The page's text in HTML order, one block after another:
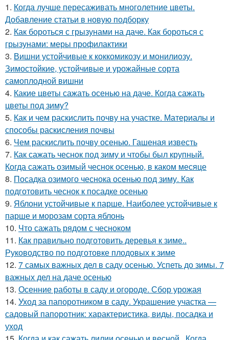
1. Когда лучше пересаживать многолетние цветы.
Добавление статьи в новую подборку
2. Как бороться с грызунами на даче. Как бороться с
грызунами: меры профилактики
3. Вишни устойчивые к коккомикозу и монилиозу.
Зимостойкие, устойчивые и урожайные сорта
самоплодной вишни
4. Какие цветы сажать осенью на даче. Когда сажать
цветы под зиму?
5. Как и чем раскислить почву на участке. Материалы и
способы раскисления почвы
6. Чем раскислить почву осенью. Гашеная известь
7. Как сажать чеснок под зиму и чтобы был крупный.
Когда сажать озимый чеснок осенью, в каком месяце
8. Посадка озимого чеснока осенью под зиму. Как
подготовить чеснок к посадке осенью
9. Яблони устойчивые к парше. Наиболее устойчивые к
парше и морозам сорта яблонь
10. Что сажать рядом с чесноком
11. Как правильно подготовить деревья к зиме..
Руководство по подготовке плодовых к зиме
12. 7 самых важных дел в саду осенью. Успеть до зимы. 7
важных дел на даче осенью
13. Осенние работы в саду и огороде. Сбор урожая
14. Уход за папоротником в саду. Украшение участка —
садовый папоротник: характеристика, виды, посадка и
уход